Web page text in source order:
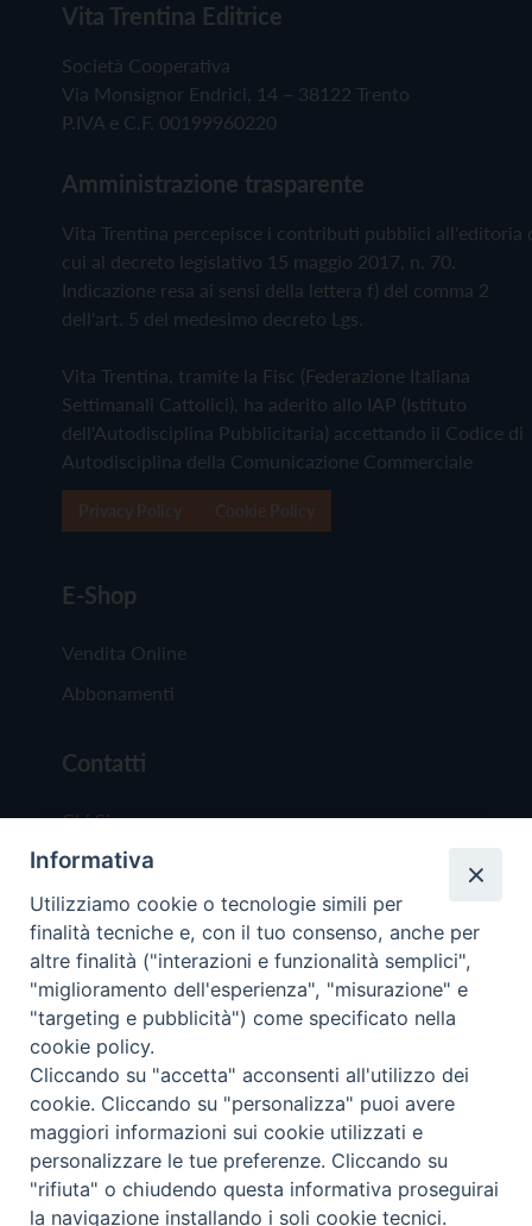
Vita Trentina Editrice
Società Cooperativa
Via Monsignor Endrici, 14 – 38122 Trento
P.IVA e C.F. 00199960220
Amministrazione trasparente
Vita Trentina percepisce i contributi pubblici all'editoria
cui al decreto legislativo 15 maggio 2017, n. 70.
Indicazione resa ai sensi della lettera f) del comma 2
dell'art. 5 del medesimo decreto Lgs.
Vita Trentina, tramite la Fisc (Federazione Italiana
Settimanali Cattolici), ha aderito allo IAP (Istituto
dell'Autodisciplina Pubblicitaria) accettando il Codice di
Autodisciplina della Comunicazione Commerciale
E-Shop
Vendita Online
Abbonamenti
Contatti
Chi Siamo
Redazione
Scrivici
Copyright © 2019 - Tutti i diritti riservati - Vita
Trentina Editrice
Privacy Policy
Torna
Informativa
Utilizziamo cookie o tecnologie simili per
finalità tecniche e, con il tuo consenso, anche per
altre finalità ("interazioni e funzionalità semplici",
"miglioramento dell'esperienza", "misurazione" e
"targeting e pubblicità") come specificato nella
cookie policy.
Cliccando su "accetta" acconsenti all'utilizzo dei
cookie. Cliccando su "personalizza" puoi avere
maggiori informazioni sui cookie utilizzati e
personalizzare le tue preferenze. Cliccando su
"rifiuta" o chiudendo questa informativa proseguirai
la navigazione installando i soli cookie tecnici.